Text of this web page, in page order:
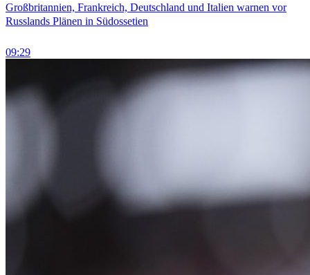
Großbritannien, Frankreich, Deutschland und Italien warnen vor
Russlands Plänen in Südossetien
09:29